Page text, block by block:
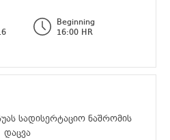
Beginning
16:00 HR
სადისერტაციო ნაშრომის
დაცვა